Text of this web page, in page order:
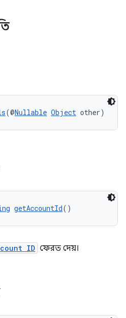
(@Nullable Object other)
getAccountId()
ID ফেরত দেয়।